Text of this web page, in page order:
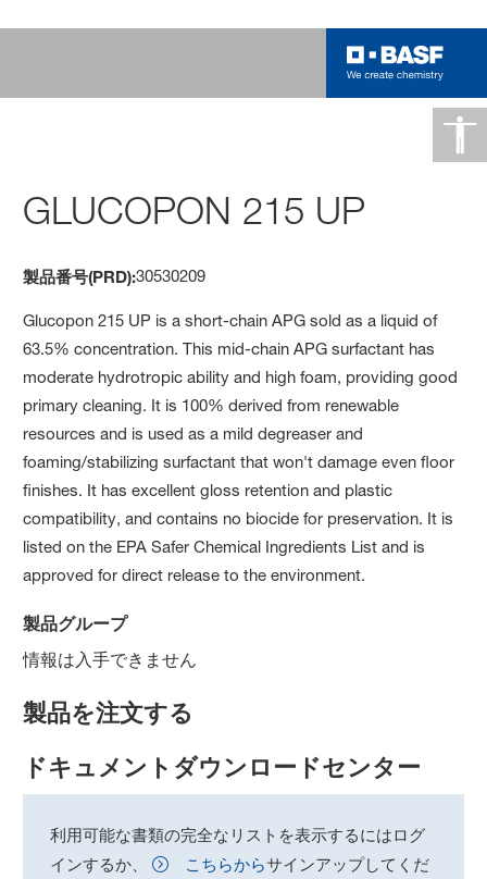
GLUCOPON 215 UP
製品番号(PRD):30530209
Glucopon 215 UP is a short-chain APG sold as a liquid of
63.5% concentration. This mid-chain APG surfactant has
moderate hydrotropic ability and high foam, providing good
primary cleaning. It is 100% derived from renewable
resources and is used as a mild degreaser and
foaming/stabilizing surfactant that won't damage even floor
finishes. It has excellent gloss retention and plastic
compatibility, and contains no biocide for preservation. It is
listed on the EPA Safer Chemical Ingredients List and is
approved for direct release to the environment.
製品グループ
情報は入手できません
製品を注文する
ドキュメントダウンロードセンター
利用可能な書類の完全なリストを表示するにはログ
インするか、
こちらからサインアップしてくだ